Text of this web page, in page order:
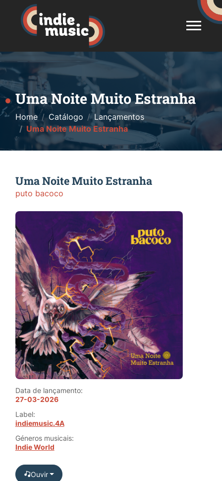
Uma Noite Muito Estranha
Home Catálogo
Lançamentos
Uma Noite Muito Estranha
Uma Noite Muito Estranha
puto bacoco
Data de lançamento:
27-03-2026
Label:
indiemusic.4A
Géneros musicais:
Indie World
Ouvir